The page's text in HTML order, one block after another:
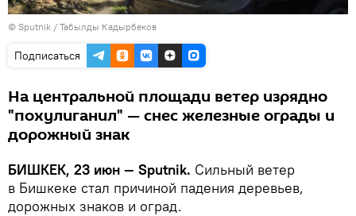
© Sputnik / Табылды Кадырбеков
Подписаться
На центральной площади ветер изрядно
"похулиганил" — снес железные ограды и
дорожный знак
БИШКЕК, 23 июн — Sputnik. Сильный ветер
в Бишкеке стал причиной падения деревьев,
дорожных знаков и оград.